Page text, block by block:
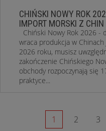
CHIŃSKI NOWY ROK
IMPORT MORSKI Z CHIN
Chiński Nowy Rok 2026 -
wraca produkcja w
2026 roku, musisz
zakończenie Chińskiego
obchody rozpoczynają się
praktyce...
1 2 3